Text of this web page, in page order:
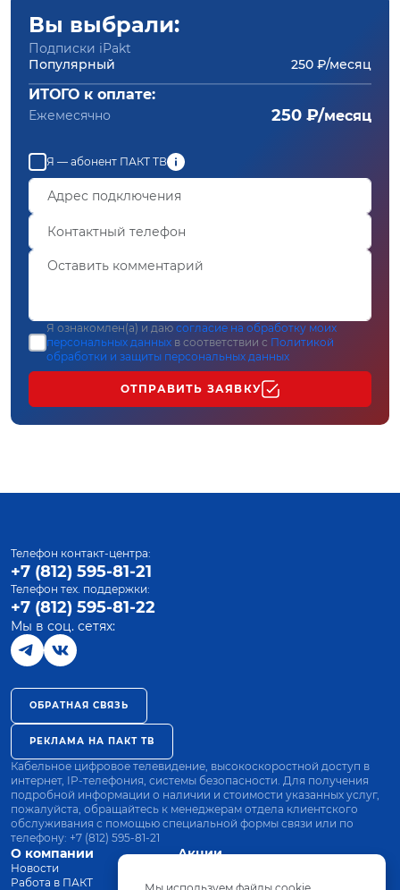
Вы выбрали:
Подписки iPakt
Популярный
250 ₽/месяц
ИТОГО к оплате:
Ежемесячно 250 ₽/месяц
Я — абонент ПАКТ ТВ
Я ознакомлен(а) и даю согласие на обработку моих
персональных данных в соответствии с Политикой
обработки и защиты персональных данных
ОТПРАВИТЬ ЗАЯВКУ
О компании
Новости
Работа в ПАКТ
Акции
Оплата
Телефон контакт-центра:
+7 (812) 595-81-21
Телефон тех. поддержки:
+7 (812) 595-81-22
Мы в соц. сетях:
ОБРАТНАЯ СВЯЗЬ
РЕКЛАМА НА ПАКТ ТВ
Кабельное цифровое телевидение, высокоскоростной доступ в
интернет, IP-телефония, системы безопасности. Для получения
подробной информации о наличии и стоимости указанных услуг,
пожалуйста, обращайтесь к менеджерам отдела клиентского
обслуживания с помощью специальной формы связи или по
телефону: +7 (812) 595-81-21